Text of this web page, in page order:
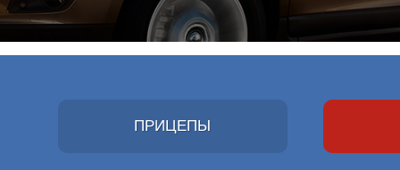
ПРИЦЕПЫ